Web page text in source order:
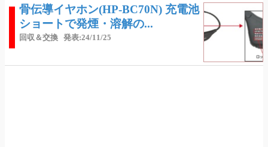
骨伝導イヤホン(HP-BC70N) 充電池
ショートで発煙・溶解の...
回収＆交換 発表:24/11/25